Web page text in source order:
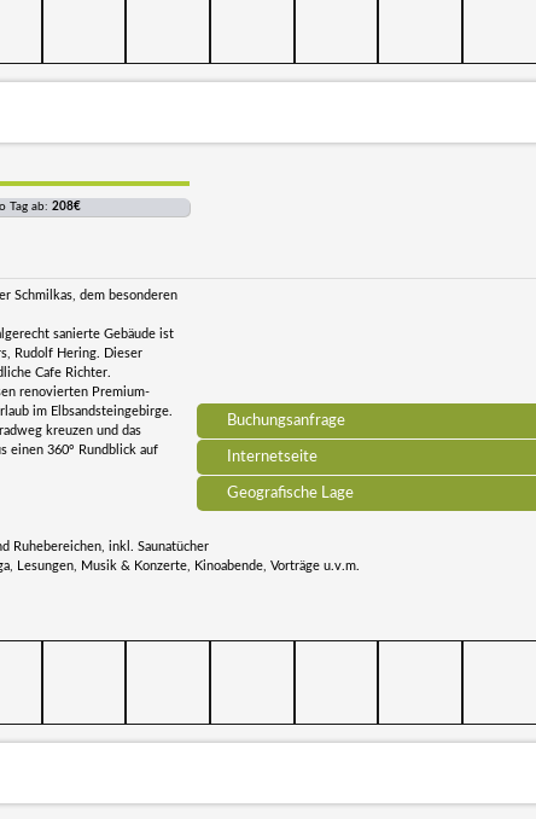
Buchungsanfrage
Internetseite
Geografische Lage
Tag ab: 208€
Schmilkas, dem besonderen
sanierte Gebäude ist
Rudolf Hering. Dieser
Cafe Richter.
renovierten Premium-
im Elbsandsteingebirge.
kreuzen und das
einen 360° Rundblick auf
Ruhebereichen, inkl. Saunatücher
Lesungen, Musik & Konzerte, Kinoabende, Vorträge u.v.m.